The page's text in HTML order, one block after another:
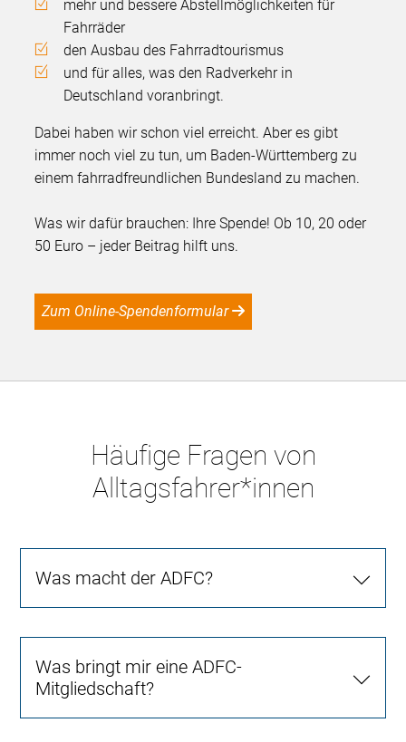
mehr und bessere Abstellmöglichkeiten für
Fahrräder
den Ausbau des Fahrradtourismus
und für alles, was den Radverkehr in
Deutschland voranbringt.
Dabei haben wir schon viel erreicht. Aber es gibt
immer noch viel zu tun, um Baden-Württemberg zu
einem fahrradfreundlichen Bundesland zu machen.
Was wir dafür brauchen: Ihre Spende! Ob 10, 20 oder
50 Euro – jeder Beitrag hilft uns.
Zum Online-Spendenformular
Häufige Fragen von
Alltagsfahrer*innen
Was macht der ADFC?
Was bringt mir eine ADFC-
Mitgliedschaft?